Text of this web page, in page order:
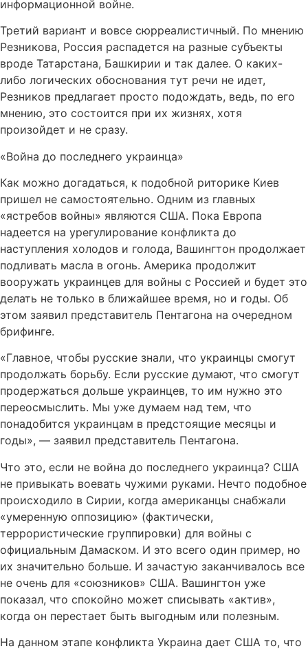
информационной войне.
Третий вариант и вовсе сюрреалистичный. По мнению
Резникова, Россия распадется на разные субъекты
вроде Татарстана, Башкирии и так далее. О каких-
либо логических обоснования тут речи не идет,
Резников предлагает просто подождать, ведь, по его
мнению, это состоится при их жизнях, хотя
произойдет и не сразу.
«Война до последнего украинца»
Как можно догадаться, к подобной риторике Киев
пришел не самостоятельно. Одним из главных
«ястребов войны» являются США. Пока Европа
надеется на урегулирование конфликта до
наступления холодов и голода, Вашингтон продолжает
подливать масла в огонь. Америка продолжит
вооружать украинцев для войны с Россией и будет это
делать не только в ближайшее время, но и годы. Об
этом заявил представитель Пентагона на очередном
брифинге.
«Главное, чтобы русские знали, что украинцы смогут
продолжать борьбу. Если русские думают, что смогут
продержаться дольше украинцев, то им нужно это
переосмыслить. Мы уже думаем над тем, что
понадобится украинцам в предстоящие месяцы и
годы», — заявил представитель Пентагона.
Что это, если не война до последнего украинца? США
не привыкать воевать чужими руками. Нечто подобное
происходило в Сирии, когда американцы снабжали
«умеренную оппозицию» (фактически,
террористические группировки) для войны с
официальным Дамаском. И это всего один пример, но
их значительно больше. И зачастую заканчивалось все
не очень для «союзников» США. Вашингтон уже
показал, что спокойно может списывать «актив»,
когда он перестает быть выгодным или полезным.
На данном этапе конфликта Украина дает США то, что